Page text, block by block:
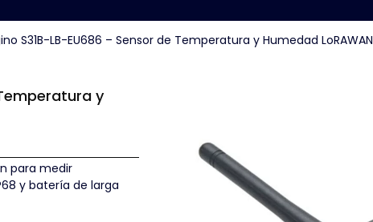
S31B-LB-EU686 – Sensor de Temperatura y Humedad LoRAWAN
y
para medir
y batería de larga